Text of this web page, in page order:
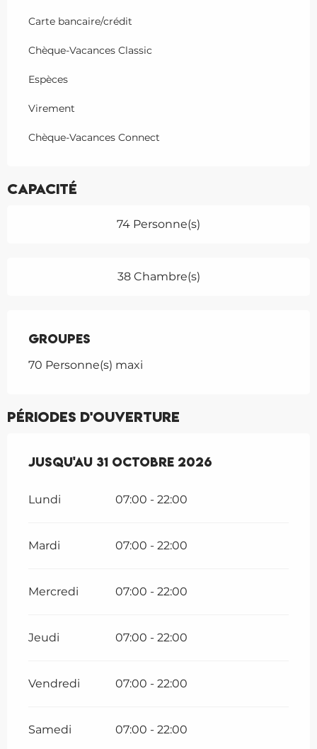
Carte bancaire/crédit
Chèque-Vacances Classic
Espèces
Virement
Chèque-Vacances Connect
Capacité
74 Personne(s)
38 Chambre(s)
Groupes
Groupes
70 Personne(s) maxi
Périodes d'ouverture
Du27 avril 2026au31 octobre 2026
Jusqu'au 31 octobre 2026
Lundi 07:00 - 22:00
Mardi 07:00 - 22:00
Mercredi 07:00 - 22:00
Jeudi 07:00 - 22:00
Vendredi 07:00 - 22:00
Samedi 07:00 - 22:00